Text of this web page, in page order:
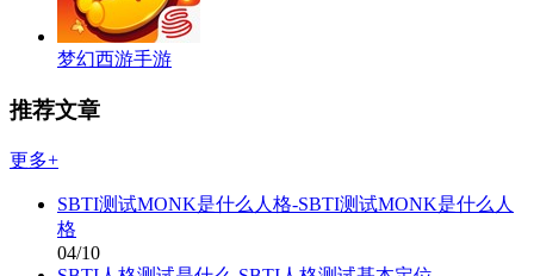
梦幻西游手游
推荐文章
更多+
SBTI测试MONK是什么人格-SBTI测试MONK是什么人
格
04/10